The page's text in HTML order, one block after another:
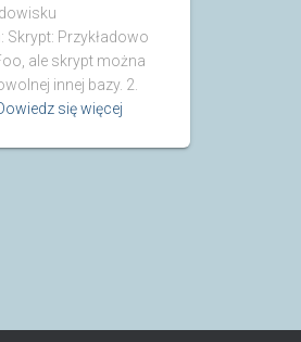
Przykładowo
ale skrypt można
innej bazy. 2.
się więcej